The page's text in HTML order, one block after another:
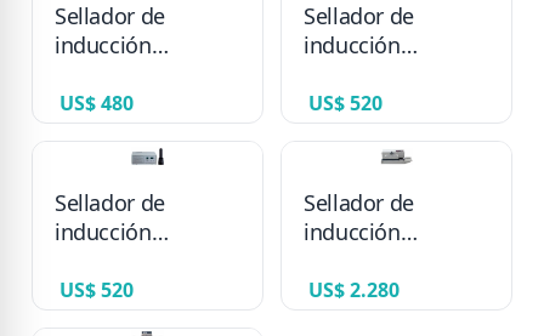
Sellador de
inducción
US$ 480
Sellador de
inducción
US$ 520
Sellador de
inducción
US$ 520
Sellador de
inducción
US$ 2.280